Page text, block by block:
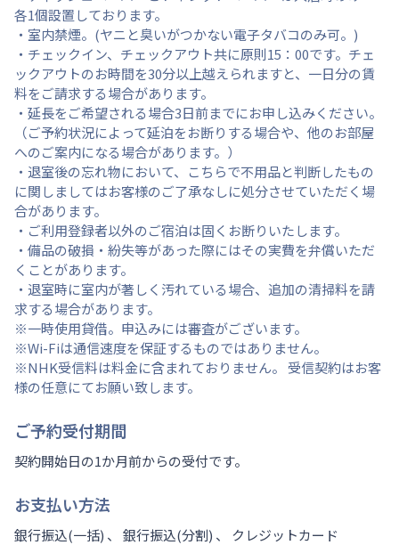
各1個設置しております。
・室内禁煙。(ヤニと臭いがつかない電子タバコのみ可。)
・チェックイン、チェックアウト共に原則15：00です。チェ
ックアウトのお時間を30分以上越えられますと、一日分の賃
料をご請求する場合があります。
・延長をご希望される場合3日前までにお申し込みください。
（ご予約状況によって延泊をお断りする場合や、他のお部屋
へのご案内になる場合があります。）
・退室後の忘れ物において、こちらで不用品と判断したもの
に関しましてはお客様のご了承なしに処分させていただく場
合があります。
・ご利用登録者以外のご宿泊は固くお断りいたします。
・備品の破損・紛失等があった際にはその実費を弁償いただ
くことがあります。
・退室時に室内が著しく汚れている場合、追加の清掃料を請
求する場合があります。
※一時使用貸借。申込みには審査がございます。
※Wi-Fiは通信速度を保証するものではありません。
※NHK受信料は料金に含まれておりません。 受信契約はお客
様の任意にてお願い致します。
ご予約受付期間
契約開始日の1か月前からの受付です。
お支払い方法
銀行振込(一括) 、 銀行振込(分割) 、 クレジットカード